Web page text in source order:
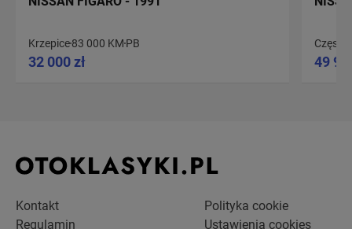
Krzepice83 000 KM PB
32 000 zł 49
Kontakt
Regulamin
Polityka cookie
Ustawienia cookies